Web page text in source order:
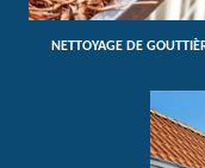
NETTOYAGE DE